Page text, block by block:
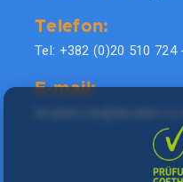
Telefon:
Tel: +382 (0)20 510
E-mail: